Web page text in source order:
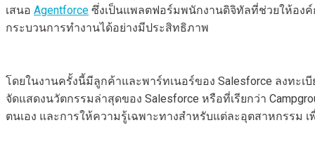
เสนอ Agentforce ซึ่งเป็นแพลตฟอร์มพนักงานดิจิทัลที่ช่วยให้องค์
กระบวนการทำงานได้อย่างมีประสิทธิภาพ
โดยในงานครั้งนี้มีลูกค้าและพาร์ทเนอร์ของ Salesforce ลงทะ
จัดแสดงนวัตกรรมล่าสุดของ Salesforce หรือที่เรียกว่า
ตนเอง และการให้ความรู้เฉพาะทางสำหรับแต่ละอุตสาหกรรม